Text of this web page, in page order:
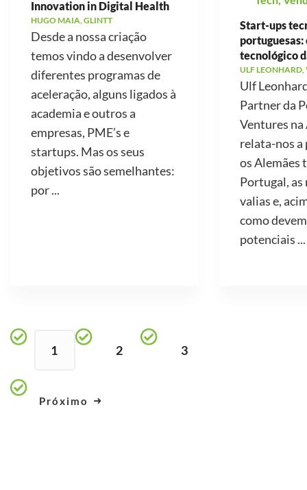
Innovation in Digital Health
HUGO MAIA, GLINTT
Desde a nossa criação
temos vindo a desenvolver
diferentes programas de
aceleração, alguns ligados à
academia e outros a
empresas, PME’s e
startups. Mas os seus
objetivos são semelhantes:
por ...
Start-ups
portuguesas:
tecnológico
ULF LEONHARD,
Ulf
Partner da
Ventures na
relata-nos a
os Alemães
Portugal, as
valias e,
como
potenciais ...
1 2 3
Próximo